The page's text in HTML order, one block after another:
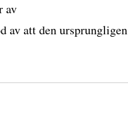
av
av att den ursprungligen